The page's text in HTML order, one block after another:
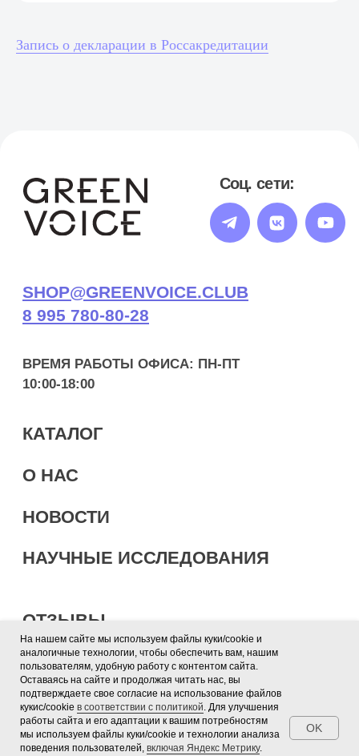
Запись о декларации в Россакредитации
О НАС
КОНТАКТЫ
Политика обработки данных
На нашем сайте мы используем файлы куки/cookie и
аналогичные технологии, чтобы обеспечить вам, нашим
пользователям, удобную работу с контентом сайта.
Оставаясь на сайте и продолжая читать нас, вы
подтверждаете свое согласие на использование файлов
кукис/cookie в соответствии с политикой. Для улучшения
работы сайта и его адаптации к вашим потребностям
мы используем файлы куки/cookie и технологии анализа
поведения пользователей, включая Яндекс Метрику.
OK